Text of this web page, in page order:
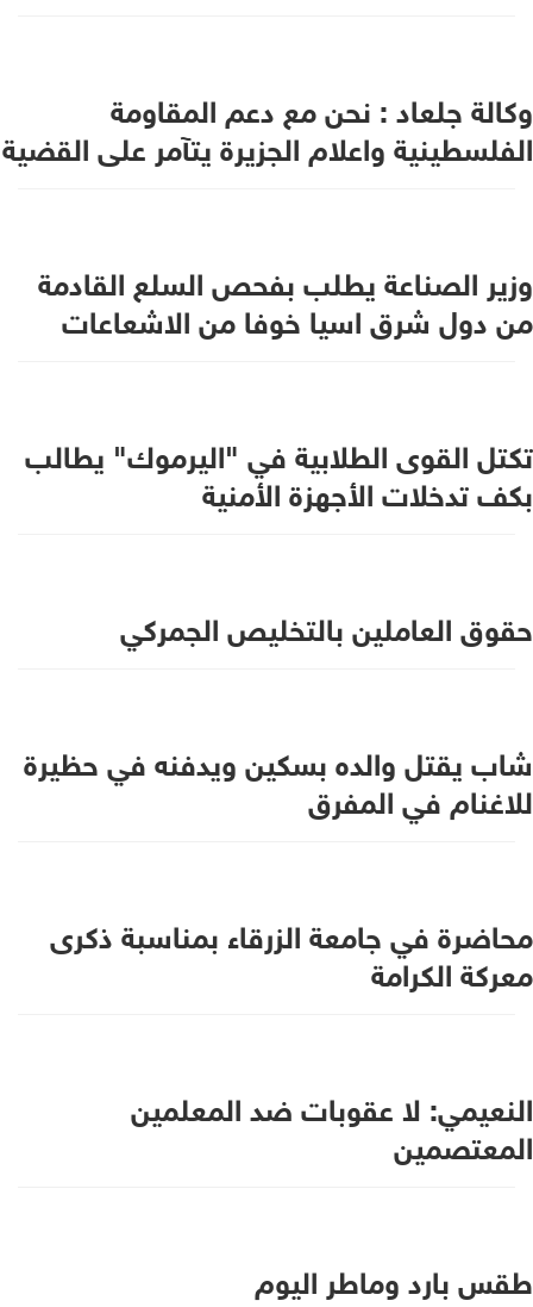
وكالة جلعاد : نحن مع دعم المقاومة
الفلسطينية واعلام الجزيرة يتآمر على القضية
وزير الصناعة يطلب بفحص السلع القادمة
من دول شرق اسيا خوفا من الاشعاعات
تكتل القوى الطلابية في "اليرموك" يطالب
بكف تدخلات الأجهزة الأمنية
حقوق العاملين بالتخليص الجمركي
شاب يقتل والده بسكين ويدفنه في حظيرة
للاغنام في المفرق
محاضرة في جامعة الزرقاء بمناسبة ذكرى
معركة الكرامة
النعيمي: لا عقوبات ضد المعلمين
المعتصمين
طقس بارد وماطر اليوم